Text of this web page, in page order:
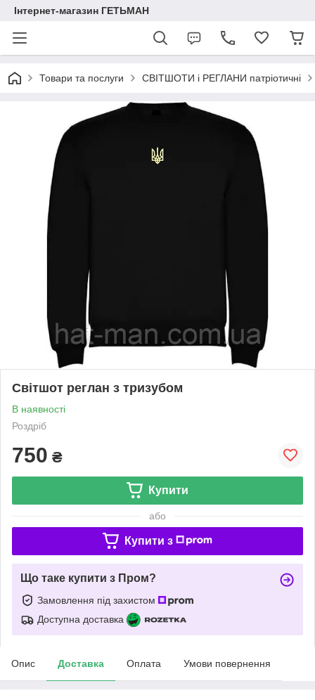
Інтернет-магазин ГЕТЬМАН
Товари та послуги СВІТШОТИ і РЕГЛАНИ патріотичні
Світшот реглан з тризубом
В наявності
Роздріб
750 ₴
Купити
або
Купити з
Що таке купити з Пром?
Замовлення під захистом
Доступна доставка
Опис Доставка Оплата Умови повернення